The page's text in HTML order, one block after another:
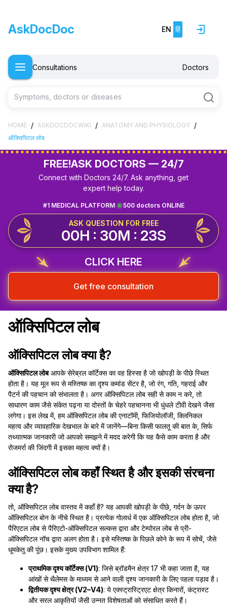
AskDocDoc EN हिं
Consultations Doctors
Symptoms, doctors or diseases
HOME / ASKDOCDOCWIKI / ANATOMY AND PHYSIOLOGY /
ऑक्सिपिटल लोब
FREE!ASK DOCTORS — 24/7
Connect with Doctors 24/7. Ask anything, get
expert help today.
500 doctors ONLINE
#1 MEDICAL PLATFORM
ASK QUESTION FOR FREE
00H : 30M : 23S
CLICK HERE
Get free consultation
ऑक्सिपिटल लोब
ऑक्सिपिटल लोब क्या है?
ऑक्सिपिटल लोबआपके सेरेब्रल कॉर्टेक्स का वह हिस्सा है जो खोपड़ी के पीछे स्थित
होता है। यह मूल रूप से मस्तिष्क का दृश्य कमांड सेंटर है, जो रंग, गति, गहराई और
पैटर्न की पहचान को संभालता है। अगर ऑक्सिपिटल लोब सही से काम न करे, तो
साधारण काम जैसे संकेत पढ़ना या दोस्तों के चेहरे पहचानना भी धुंधले टीवी देखने जैसा
लगेगा। इस लेख में, हम ऑक्सिपिटल लोब की एनाटॉमी, फिजियोलॉजी, क्लिनिकल
महत्व और व्यावहारिक देखभाल के बारे में जानेंगे—बिना किसी फालतू की बात के, सिर्फ
तथ्यात्मक जानकारी जो आपको समझने में मदद करेगी कि यह कैसे काम करता है और
रोजमर्रा की जिंदगी में इसका महत्व क्यों है।
ऑक्सिपिटल लोब कहाँ स्थित है और इसकी संरचना
क्या है?
तो, ऑक्सिपिटल लोब वास्तव में कहाँ है? यह आपकी खोपड़ी के पीछे, गर्दन के ऊपर
ऑक्सिपिटल बोन के नीचे स्थित है। प्रत्येक गोलार्ध में एक ऑक्सिपिटल लोब होता है, जो
पैरिएटल लोब से पैरिएटो-ऑक्सिपिटल सल्कस द्वारा और टेम्पोरल लोब से प्री-
ऑक्सिपिटल नॉच द्वारा अलग होता है। इसे मस्तिष्क के पिछले कोने के रूप में सोचें, जैसे
धूमकेतु की पूंछ। इसके मुख्य उपविभाग शामिल हैं:
प्राथमिक दृश्य कॉर्टेक्स (V1): जिसे ब्रॉडमैन क्षेत्र 17 भी कहा जाता है, यह
आंखों से थैलेमस के माध्यम से आने वाली दृश्य जानकारी के लिए पहला पड़ाव है।
द्वितीयक दृश्य क्षेत्र (V2–V4): ये एक्स्ट्रास्ट्रिएट क्षेत्र किनारों, कंट्रास्ट
और सरल आकृतियों जैसी उन्नत विशेषताओं को संसाधित करते हैं।